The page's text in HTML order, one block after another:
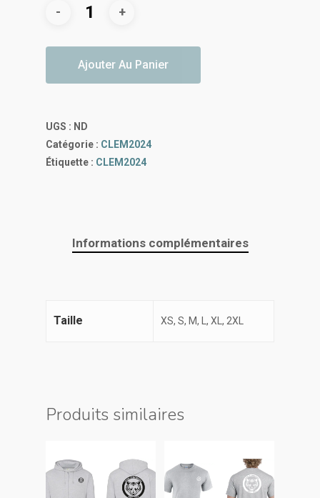
Ajouter Au Panier
UGS : ND
Catégorie : CLEM2024
Étiquette : CLEM2024
Informations complémentaires
Taille XS, S, M, L, XL, 2XL
Produits similaires